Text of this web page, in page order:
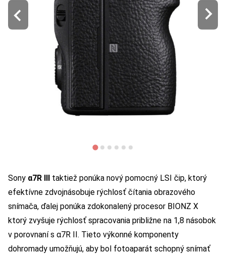
Sony α7R III taktiež ponúka nový pomocný LSI čip, ktorý
efektívne zdvojnásobuje rýchlosť čítania obrazového
snímača, ďalej ponúka zdokonalený procesor BIONZ X
ktorý zvyšuje rýchlosť spracovania približne na 1,8 násobok
v porovnaní s α7R II. Tieto výkonné komponenty
dohromady umožňujú, aby bol fotoaparát schopný snímať